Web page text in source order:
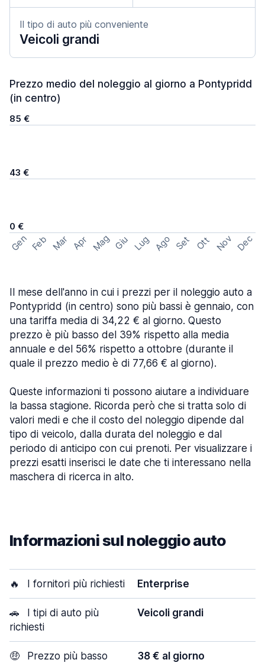
Il tipo di auto più conveniente
Veicoli grandi
Prezzo medio del noleggio al giorno a Pontypridd
(in centro)
85 €
43 €
0 €
Gen Feb Mar Apr Mag Giu Lug Ago Set Ott Nov Dec
Il mese dell'anno in cui i prezzi per il noleggio auto a
Pontypridd (in centro) sono più bassi è gennaio, con
una tariffa media di 34,22 € al giorno. Questo
prezzo è più basso del 39% rispetto alla media
annuale e del 56% rispetto a ottobre (durante il
quale il prezzo medio è di 77,66 € al giorno).
Queste informazioni ti possono aiutare a individuare
la bassa stagione. Ricorda però che si tratta solo di
valori medi e che il costo del noleggio dipende dal
tipo di veicolo, dalla durata del noleggio e dal
periodo di anticipo con cui prenoti. Per visualizzare i
prezzi esatti inserisci le date che ti interessano nella
maschera di ricerca in alto.
Informazioni sul noleggio auto
🔥 I fornitori più richiesti Enterprise
🚗
I tipi di auto più
richiesti
Veicoli grandi
🤑 Prezzo più basso 38 € al giorno